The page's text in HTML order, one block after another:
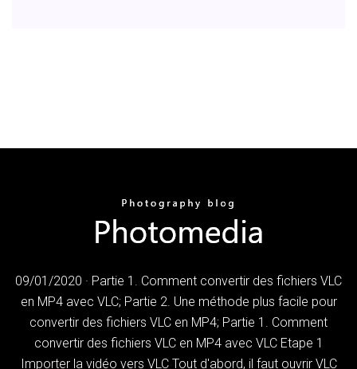
09/01/2020 · Partie 1. Comment convertir des fichiers VLC
en MP4 avec VLC; Partie 2. Une méthode plus facile pour
convertir des fichiers VLC en MP4; Partie 1. Comment
convertir des fichiers VLC en MP4 avec VLC Etape 1
Importer la vidéo vers VLC Tout d'abord, il faut ouvrir VLC